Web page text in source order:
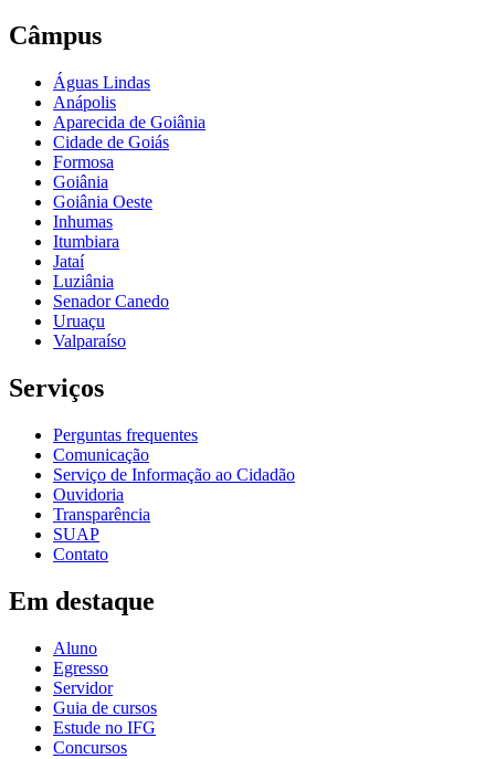
Câmpus
Águas Lindas
Anápolis
Aparecida de Goiânia
Cidade de Goiás
Formosa
Goiânia
Goiânia Oeste
Inhumas
Itumbiara
Jataí
Luziânia
Senador Canedo
Uruaçu
Valparaíso
Serviços
Perguntas frequentes
Comunicação
Serviço de Informação ao Cidadão
Ouvidoria
Transparência
SUAP
Contato
Em destaque
Aluno
Egresso
Servidor
Guia de cursos
Estude no IFG
Concursos